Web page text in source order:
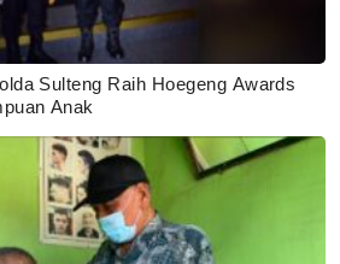
Sulteng Raih Hoegeng Awards
Anak